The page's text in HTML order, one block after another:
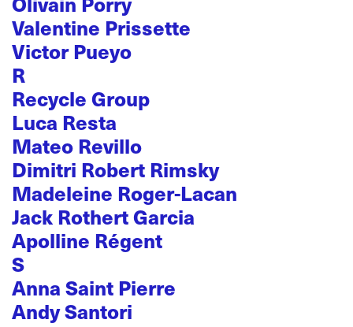
Valentine Prissette
Victor Pueyo
R
Recycle Group
Luca Resta
Mateo Revillo
Dimitri Robert Rimsky
Madeleine Roger-Lacan
Jack Rothert Garcia
Apolline Régent
S
Anna Saint Pierre
Andy Santori